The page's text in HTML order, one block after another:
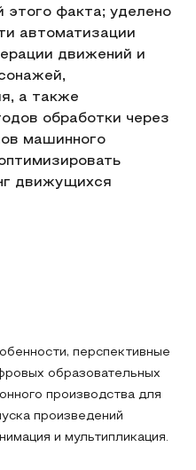
этого факта; уделено
автоматизации
движений и
а также
обработки через
машинного
движущихся
перспективные
образовательных
производства для
произведений
и мультипликация.